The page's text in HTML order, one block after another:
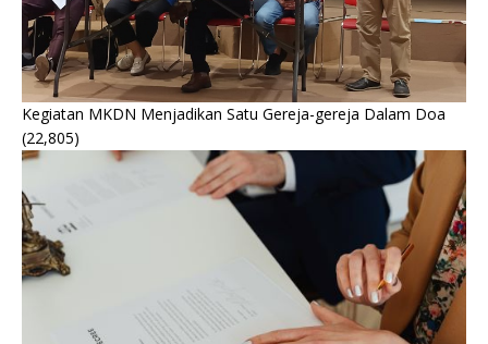
Kegiatan MKDN Menjadikan Satu Gereja-gereja Dalam Doa
(22,805)